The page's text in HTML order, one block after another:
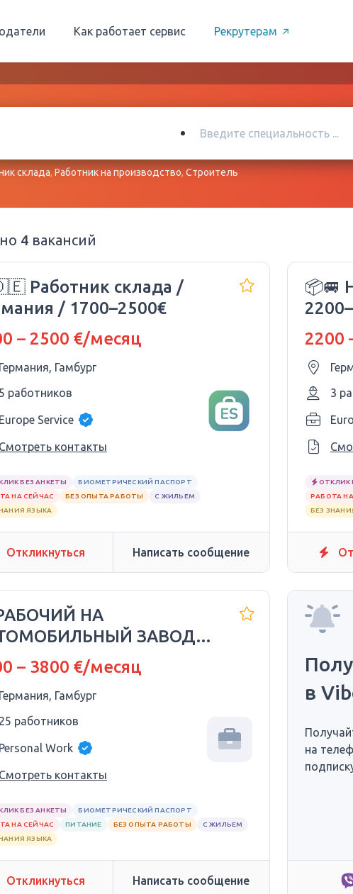
Как работает сервис Рекрутерам
склада,Работник на производство,Строитель
4 вакансий
Работник склада /
/ 1700–2500€
– 2500 €/месяц
Германия, Гамбург
5 работников
Europe Service
Смотреть контакты
БЕЗ АНКЕТЫ
БИОМЕТРИЧЕСКИЙ ПАСПОРТ
НА СЕЙЧАС
БЕЗ ОПЫТА РАБОТЫ
С ЖИЛЬЕМ
ЯЗЫКА
Откликнуться Написать сообщение
📦🚐
2200
3
ОТКЛИК
РАБОТА
БЕЗ
НА
ЗАВОД
– 3800 €/месяц
Германия, Гамбург
25 работников
Personal Work
Смотреть контакты
БЕЗ АНКЕТЫ
БИОМЕТРИЧЕСКИЙ ПАСПОРТ
НА СЕЙЧАС
ПИТАНИЕ БЕЗ ОПЫТА РАБОТЫ
С ЖИЛЬЕМ
ЯЗЫКА
Откликнуться Написать сообщение
в
на